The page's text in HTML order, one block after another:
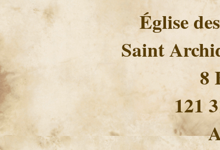
Église
Saint
8
121